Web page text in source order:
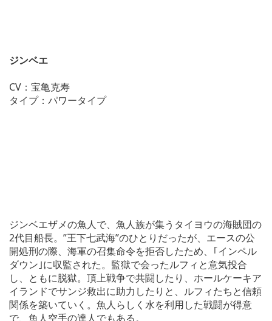
ジンベエ
CV：宝亀克寿
タイプ：パワータイプ
ジンベエザメの魚人で、魚人族が集うタイヨウの海賊団の
2代目船長。”王下七武海”のひとりだったが、エースの公
開処刑の際、海軍の召集命令を拒否したため、｢インペル
ダウン｣に収監された。監獄で会ったルフィと意気投合
し、ともに脱獄。頂上戦争で共闘したり、ホールケーキア
イランドでサンジ救出に助力したりと、ルフィたちと信頼
関係を築いていく。魚人らしく水を利用した戦闘が得意
で、魚人空手の達人でもある。